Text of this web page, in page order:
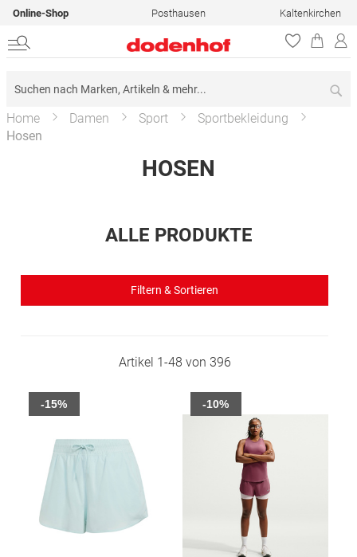
Online-Shop Posthausen Kaltenkirchen
Home Damen Sport
Sportbekleidung
Hosen
HOSEN
ALLE PRODUKTE
Filtern & Sortieren
Artikel 1-48 von 396
-15% -10%